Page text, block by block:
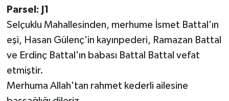
Parsel: J1
Selçuklu Mahallesinden, merhume İsmet Battal'ın
eşi, Hasan Gülenç'in kayınpederi, Ramazan Battal
ve Erdinç Battal'ın babası Battal Battal vefat
etmiştir.
Merhuma Allah'tan rahmet kederli ailesine